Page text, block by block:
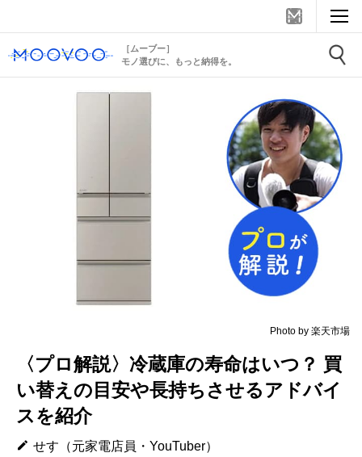
［ムーブー］
モノ選びに、もっと納得を。
Photo by 楽天市場
〈プロ解説〉冷蔵庫の寿命はいつ？ 買
い替えの目安や長持ちさせるアドバイ
スを紹介
せす（元家電店員・YouTuber）